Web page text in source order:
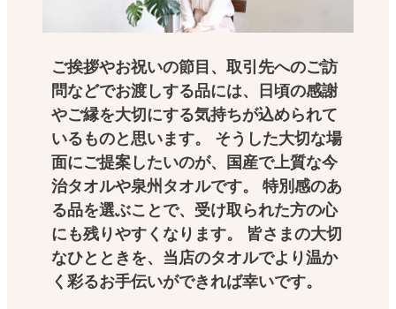
ご挨拶やお祝いの節目、取引先へのご訪
問などでお渡しする品には、日頃の感謝
やご縁を大切にする気持ちが込められて
いるものと思います。 そうした大切な場
面にご提案したいのが、国産で上質な今
治タオルや泉州タオルです。 特別感のあ
る品を選ぶことで、受け取られた方の心
にも残りやすくなります。 皆さまの大切
なひとときを、当店のタオルでより温か
く彩るお手伝いができれば幸いです。